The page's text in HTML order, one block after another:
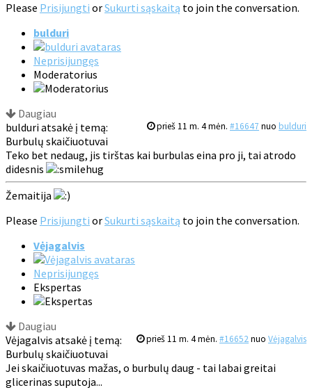
Please Prisijungti orSukurti sąskaitą to join the conversation.
bulduri
Neprisijungęs
Moderatorius
Daugiau
prieš 11 m. 4 mėn. #16647 nuo bulduri
bulduri atsakė į temą:
Burbulų skaičiuotuvai
Teko bet nedaug, jis tirštas kai burbulas eina pro ji, tai atrodo
didesnis
Žemaitija
Please Prisijungti orSukurti sąskaitą to join the conversation.
Vėjagalvis
Neprisijungęs
Ekspertas
Daugiau
prieš 11 m. 4 mėn. #16652nuo Vėjagalvis
Vėjagalvis atsakė į temą:
Burbulų skaičiuotuvai
Jei skaičiuotuvas mažas, o burbulų daug - tai labai greitai
glicerinas suputoja...